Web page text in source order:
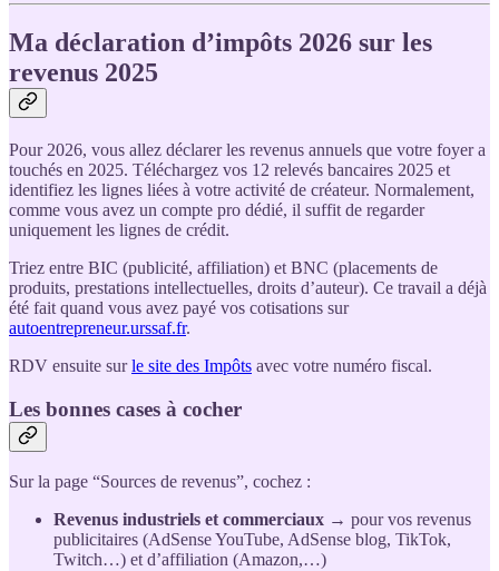
Ma déclaration d’impôts 2026 sur les
revenus 2025
Pour 2026, vous allez déclarer les revenus annuels que votre foyer a
touchés en 2025. Téléchargez vos 12 relevés bancaires 2025 et
identifiez les lignes liées à votre activité de créateur. Normalement,
comme vous avez un compte pro dédié, il suffit de regarder
uniquement les lignes de crédit.
Triez entre BIC (publicité, affiliation) et BNC (placements de
produits, prestations intellectuelles, droits d’auteur). Ce travail a déjà
été fait quand vous avez payé vos cotisations sur
autoentrepreneur.urssaf.fr.
RDV ensuite surle site des Impôts avec votre numéro fiscal.
Les bonnes cases à cocher
Sur la page “Sources de revenus”, cochez :
Revenus industriels et commerciaux → pour vos revenus
publicitaires (AdSense YouTube, AdSense blog, TikTok,
Twitch…) et d’affiliation (Amazon,…)